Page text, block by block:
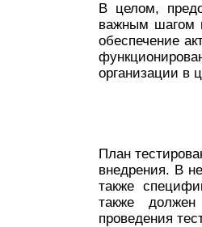
В целом,
важным шагом
обеспечение
организации в
План
внедрения. В
также
также
проведения